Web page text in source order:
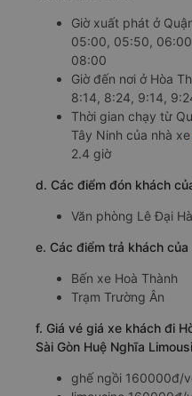
Giờ xuất phát ở
05:00, 05:50,
08:00
Giờ đến nơi ở Hòa
8:14, 8:24, 9:14,
Thời gian chạy từ
Tây Ninh của nhà xe
2.4 giờ
d. Các điểm đón khách
Văn phòng Lê Đại
e. Các điểm trả khách
Bến xe Hoà Thành
Trạm Trường Ân
f. Giá vé giá xe khách đi
Sài Gòn Huệ Nghĩa
ghế ngồi 160000đ/